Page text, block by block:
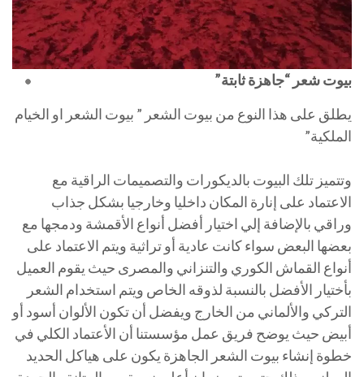
بيوت شعر “جاهزة ثابتة”
يطلق على هذا النوع من بيوت الشعر ” بيوت الشعر او الخيام
الملكية”
وتتميز تلك البيوت بالديكورات والتصميمات الراقية مع
الاعتماد على إنارة المكان داخليا وخارجيا بشكل جذاب
وراقي بالإضافة إلي اختيار أفضل أنواع الأقمشة ودمجها مع
بعضها البعض سواء كانت عادية أو تراثية ويتم الاعتماد على
أنواع القماش الكوري والتنزاني والمصرى حيث يقوم العميل
بأختيار الأفضل بالنسبة لذوقه الخاص ويتم استخدام الشعر
التركي والألماني من الخارج ويفضل أن تكون الألوان أسود أو
أبيض حيث يوضح فريق عمل مؤسستنا أن الأعتماد الكلي في
خطوة إنشاء بيوت الشعر الجاهزة يكون على هياكل الحديد